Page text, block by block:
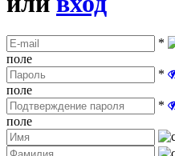
*
поле
*
поле
*
поле